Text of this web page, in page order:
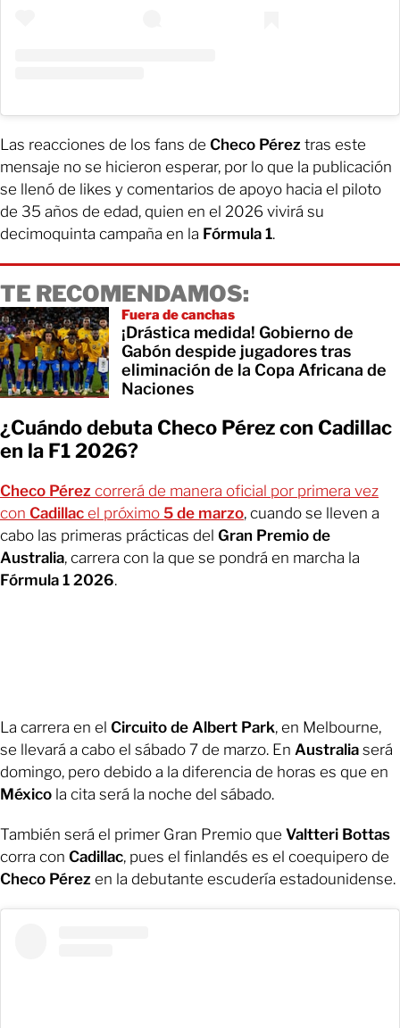
Las reacciones de los fans de Checo Pérez tras este
mensaje no se hicieron esperar, por lo que la publicación
se llenó de likes y comentarios de apoyo hacia el piloto
de 35 años de edad, quien en el 2026 vivirá su
decimoquinta campaña en la Fórmula 1.
TE RECOMENDAMOS:
Fuera de canchas
¡Drástica medida! Gobierno de
Gabón despide jugadores tras
eliminación de la Copa Africana de
Naciones
¿Cuándo debuta Checo Pérez con Cadillac
en la F1 2026?
Checo Pérez correrá de manera oficial por primera vez
con Cadillac el próximo 5 de marzo, cuando se lleven a
cabo las primeras prácticas del Gran Premio de
Australia, carrera con la que se pondrá en marcha la
Fórmula 1 2026.
La carrera en el Circuito de Albert Park, en Melbourne,
se llevará a cabo el sábado 7 de marzo. En Australia será
domingo, pero debido a la diferencia de horas es que en
México la cita será la noche del sábado.
También será el primer Gran Premio que Valtteri Bottas
corra con Cadillac, pues el finlandés es el coequipero de
Checo Pérez en la debutante escudería estadounidense.